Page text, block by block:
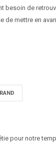
besoin de
de mettre en
pour notre